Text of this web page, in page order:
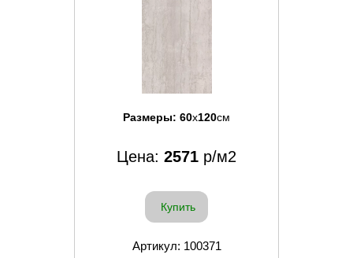
Размеры: 60x120см
Цена: 2571 р/м2
Купить
Артикул: 100371